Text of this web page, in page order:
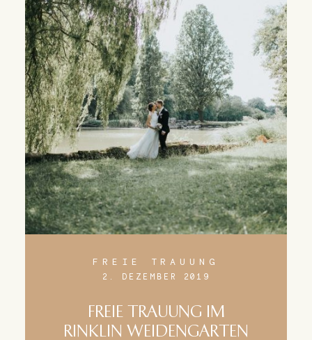
FREIE TRAUUNG
2. DEZEMBER 2019
FREIE TRAUUNG IM
RINKLIN WEIDENGARTEN